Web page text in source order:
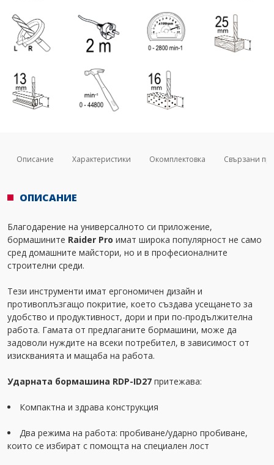
Описание Характеристики Окомплектовка Свързани
ОПИСАНИЕ
Благодарение на универсалното си приложение,
бормашините Raider Pro имат широка популярност не само
сред домашните майстори, но и в професионалните
строителни среди.
Тези инструменти имат ергономичен дизайн и
противоплъзгащо покритие, което създава усещането за
удобство и продуктивност, дори и при по-продължителна
работа. Гамата от предлаганите бормашини, може да
задоволи нуждите на всеки потребител, в зависимост от
изискванията и мащаба на работа.
Ударната бормашина RDP-ID27 притежава:
Компактна и здрава конструкция
Два режима на работа: пробиване/ударно пробиване,
които се избират с помощта на специален лост